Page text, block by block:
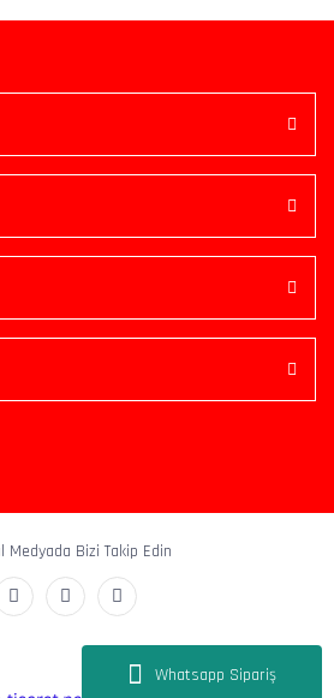
Whatsapp Sipariş
Medyada Bizi Takip Edin